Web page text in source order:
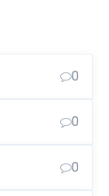
0
0
0